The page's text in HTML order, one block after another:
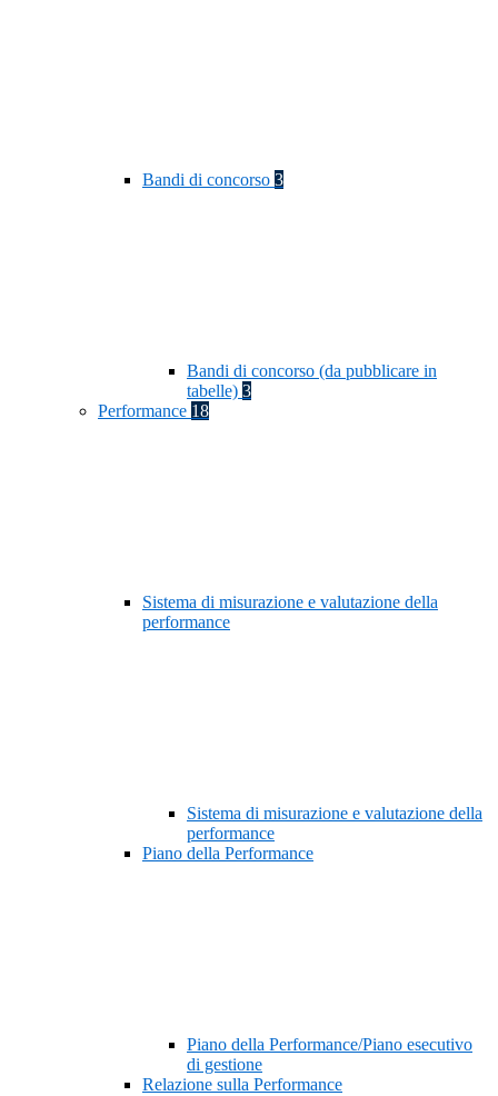
Bandi di concorso 3
Bandi di concorso (da pubblicare in
tabelle) 3
Performance 18
Sistema di misurazione e valutazione della
performance
Sistema di misurazione e valutazione della
performance
Piano della Performance
Piano della Performance/Piano esecutivo
di gestione
Relazione sulla Performance